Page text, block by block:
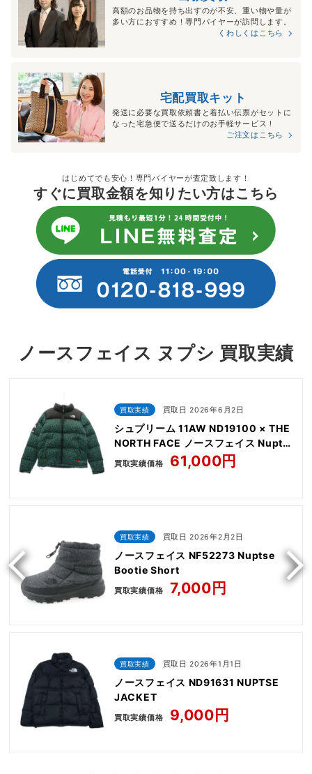
高額のお品物を持ち出すのが不安、重い物や量が
多い方におすすめ！専門バイヤーが訪問します。
くわしくはこちら
宅配買取キット
発送に必要な買取依頼書と着払い伝票がセットに
なった宅急便で送るだけのお手軽サービス！
ご注文はこちら
はじめてでも安心！専門バイヤーが査定致します！
すぐに買取金額を知りたい方はこちら
ノースフェイス ヌプシ 買取実績
買取実績 買取日 2026年6月2日
シュプリーム 11AW ND19100 × THE
NORTH FACE ノースフェイス Nuptse
Down Jacket Leopard
買取実績価格 61,000円
買取実績 買取日 2026年2月2日
ノースフェイス NF52273 Nuptse
Bootie Short
買取実績価格 7,000円
買取実績 買取日 2026年1月1日
ノースフェイス ND91631 NUPTSE
JACKET
買取実績価格 9,000円